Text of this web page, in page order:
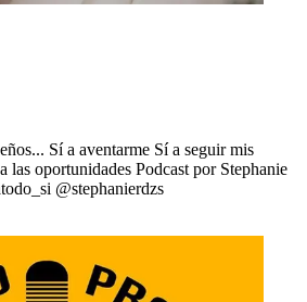
Sí a aventarme Sí a seguir mis
las oportunidades Podcast por Stephanie
@stephanierdzs